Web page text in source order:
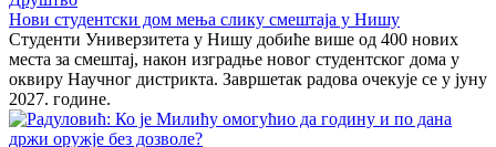
Нови студентски дом мења слику смештаја у Нишу
Студенти Универзитета у Нишу добиће више од 400 нових
места за смештај, након изградње новог студентског дома у
оквиру Научног дистрикта. Завршетак радова очекује се у јуну
2027. године.